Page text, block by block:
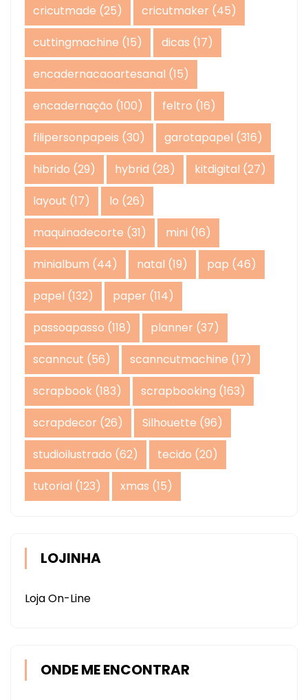
cricutmade (25) cricutmaker (45)
cuttingmachine (15) dicas (17)
encadernacaoartesanal (15)
encadernação (100) feltro (16)
filipersonpapeis (30) garotapapel (316)
hibrido (29) hybrid (28) kitdigital (27)
layout (17) lo (26)
maquinadecorte (31) mini (16)
minialbum (44) natal (19) pap (46)
papel (132) paper (114)
passoapasso (118) planner (37)
scanncut (56) scanncutmachine (17)
scrapbook (183) scrapbooking (163)
scrapdecor (26) Silhouette (96)
studioilustrado (62) tecido (20)
tutorial (123) xmas (15)
LOJINHA
Loja On-Line
ONDE ME ENCONTRAR